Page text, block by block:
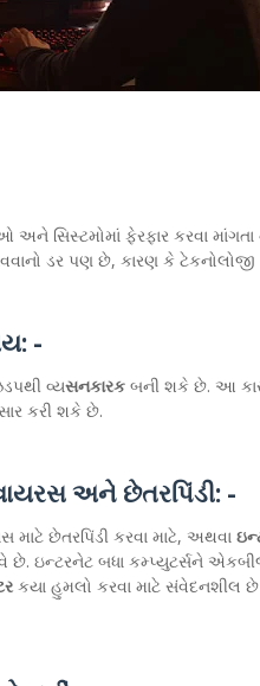
અને સિસ્ટમોમાં ફેરફાર કરવા
ડર પણ છે, કારણ કે
-
વ્યસનકારક બની શકે છે. આ
કરી શકે છે.
અને છેતરપિંડી: -
માટે છેતરપિંડી કરવા માટે, અથવા
છે. ઇન્ટરનેટ બધા કમ્પ્યુટર્સને
કયા હુમલો કરવા માટે